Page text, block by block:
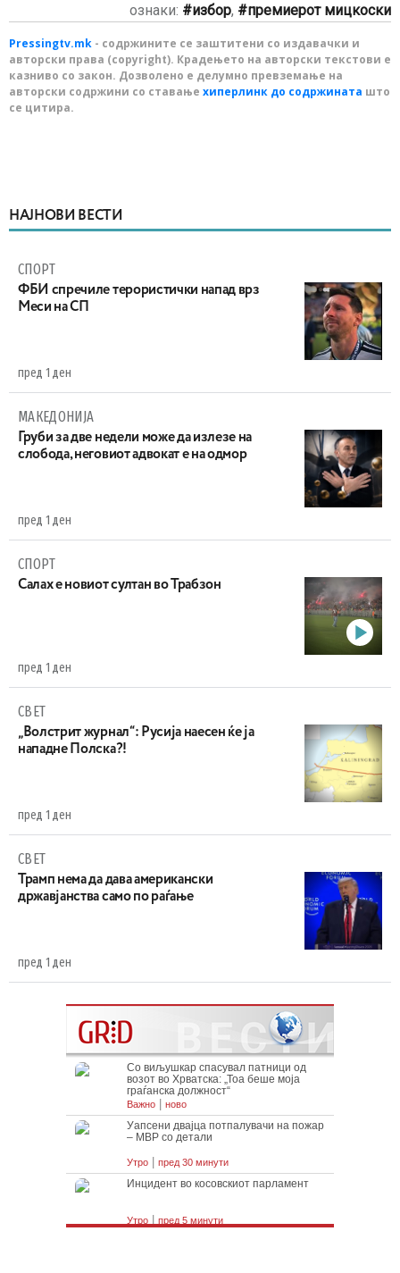
ознаки:
избор, премиерот мицкоски
Pressingtv.mk - содржините се заштитени со издавачки и
авторски права (copyright). Крадењето на авторски текстови е
казниво со закон. Дозволено е делумно превземање на
авторски содржини со ставање хиперлинк до содржината што
се цитира.
НАЈНОВИ ВЕСТИ
СПОРТ
ФБИ спречиле терористички напад врз
Меси на СП
пред 1 ден
МАКЕДОНИЈА
Груби за две недели може да излезе на
слобода, неговиот адвокат е на одмор
пред 1 ден
СПОРТ
Салах е новиот султан во Трабзон
пред 1 ден
СВЕТ
„Волстрит журнал“: Русија наесен ќе ја
нападне Полска?!
пред 1 ден
СВЕТ
Трамп нема да дава американски
државјанства само по раѓање
пред 1 ден